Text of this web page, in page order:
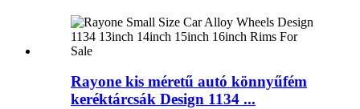
Rayone kis méretű autó könnyűfém
keréktárcsák Design 1134 ...